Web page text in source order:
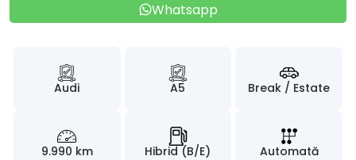
Whatsapp
Audi A5 Break / Estate
9.990 km Hibrid (B/E) Automată